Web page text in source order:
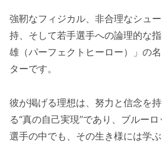
強靭なフィジカル、非合理なシュ
持、そして若手選手への論理的な
雄（パーフェクトヒーロー）」の
ターです。
彼が掲げる理想は、努力と信念を
る“真の自己実現”であり、ブルー
選手の中でも、その生き様には学ぶ